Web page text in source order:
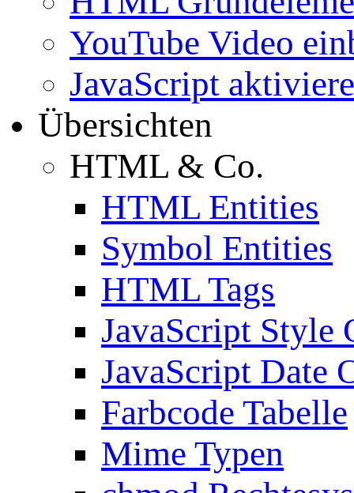
YouTube Video
JavaScript
Übersichten
HTML & Co.
HTML Entities
Symbol Entities
HTML Tags
JavaScript Style
JavaScript Date
Farbcode Tabelle
Mime Typen